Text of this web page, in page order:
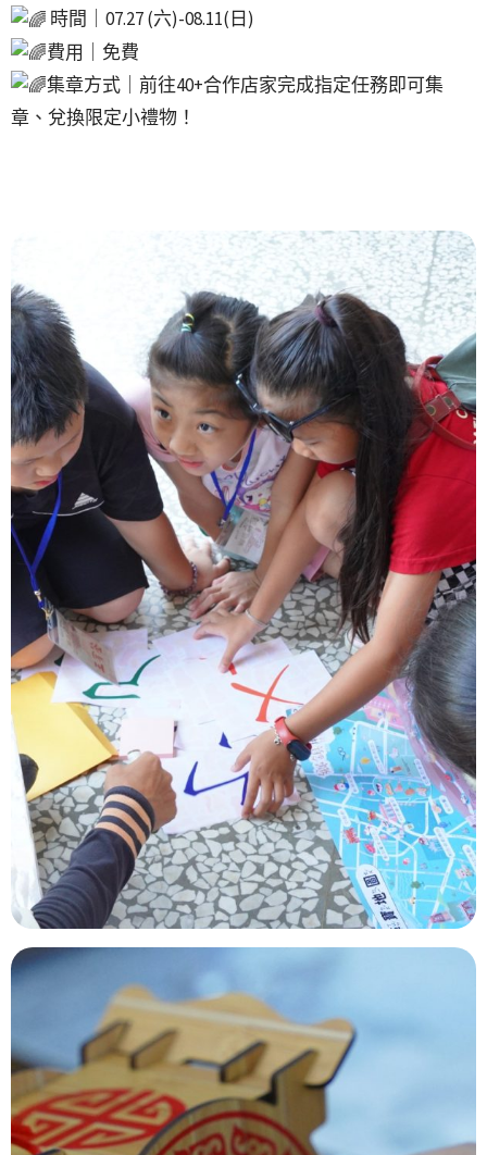
時間｜07.27 (六)-08.11(日)
費用｜免費
集章方式｜前往40+合作店家完成指定任務即可集
章、兌換限定小禮物！